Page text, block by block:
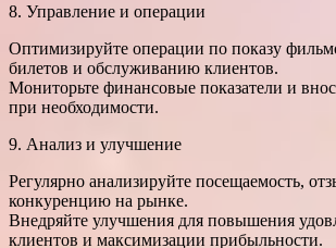
8. Управление и операции
Оптимизируйте операции по показу
билетов и обслуживанию клиентов.
Мониторьте финансовые показатели и
при необходимости.
9. Анализ и улучшение
Регулярно анализируйте посещаемость,
конкуренцию на рынке.
Внедряйте улучшения для повышения
клиентов и максимизации прибыльности.